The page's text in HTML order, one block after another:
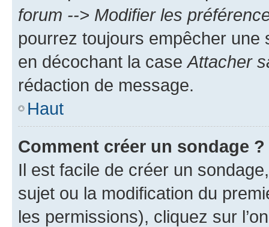
forum --> Modifier les
pourrez toujours empêcher une
en décochant la case Attacher
rédaction de message.
Haut
Comment créer un sondage ?
Il est facile de créer un
sujet ou la modification du
les permissions), cliquez sur